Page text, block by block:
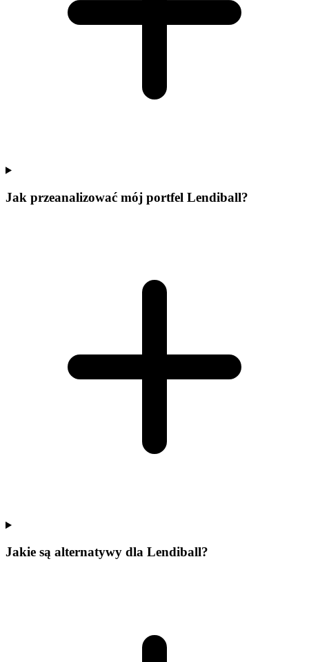
Jak przeanalizować mój portfel Lendiball?
Jakie są alternatywy dla Lendiball?